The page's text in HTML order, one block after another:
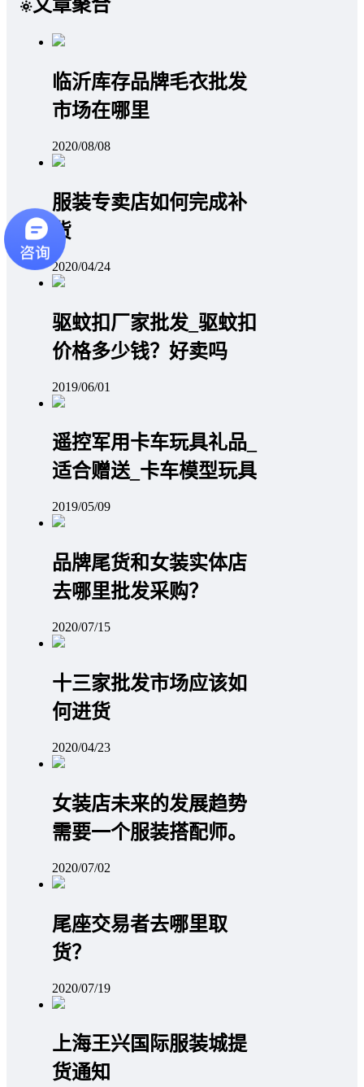
文章聚合
临沂库存品牌毛衣批发
市场在哪里
2020/08/08
服装专卖店如何完成补
货
2020/04/24
驱蚊扣厂家批发_驱蚊扣
价格多少钱？好卖吗
2019/06/01
遥控军用卡车玩具礼品_
适合赠送_卡车模型玩具
2019/05/09
品牌尾货和女装实体店
去哪里批发采购？
2020/07/15
十三家批发市场应该如
何进货
2020/04/23
女装店未来的发展趋势
需要一个服装搭配师。
2020/07/02
尾座交易者去哪里取
货？
2020/07/19
上海王兴国际服装城提
货通知